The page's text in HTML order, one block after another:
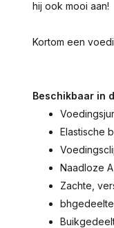
hij ook mooi aan!
Kortom een
Beschikbaar in
Elastische
Naadloze
Zachte,